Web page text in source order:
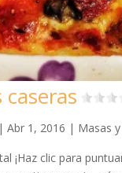
caseras
|Abr 1, 2016 | Masas
¡Haz clic para